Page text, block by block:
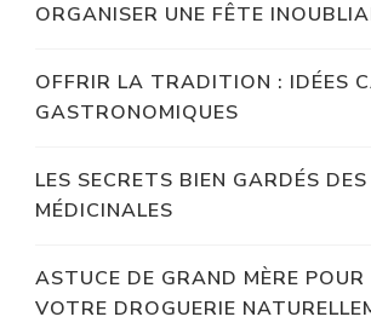
ORGANISER UNE FÊTE
OFFRIR LA TRADITION : IDÉES
GASTRONOMIQUES
LES SECRETS BIEN GARDÉS
MÉDICINALES
ASTUCE DE GRAND MÈRE POUR
VOTRE DROGUERIE